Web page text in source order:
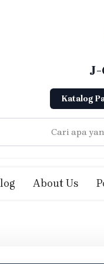
Katalog
About Us